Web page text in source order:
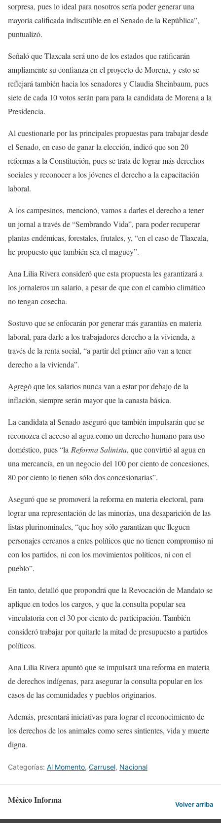
sorpresa, pues lo ideal para nosotros sería poder generar una
mayoría calificada indiscutible en el Senado de la República”,
puntualizó.
Señaló que Tlaxcala será uno de los estados que ratificarán
ampliamente su confianza en el proyecto de Morena, y esto se
reflejará también hacia los senadores y Claudia Sheinbaum, pues
siete de cada 10 votos serán para para la candidata de Morena a la
Presidencia.
Al cuestionarle por las principales propuestas para trabajar desde
el Senado, en caso de ganar la elección, indicó que son 20
reformas a la Constitución, pues se trata de lograr más derechos
sociales y reconocer a los jóvenes el derecho a la capacitación
laboral.
A los campesinos, mencionó, vamos a darles el derecho a tener
un jornal a través de “Sembrando Vida”, para poder recuperar
plantas endémicas, forestales, frutales, y, “en el caso de Tlaxcala,
he propuesto que también sea el maguey”.
Ana Lilia Rivera consideró que esta propuesta les garantizará a
los jornaleros un salario, a pesar de que con el cambio climático
no tengan cosecha.
Sostuvo que se enfocarán por generar más garantías en materia
laboral, para darle a los trabajadores derecho a la vivienda, a
través de la renta social, “a partir del primer año van a tener
derecho a la vivienda”.
Agregó que los salarios nunca van a estar por debajo de la
inflación, siempre serán mayor que la canasta básica.
La candidata al Senado aseguró que también impulsarán que se
reconozca el acceso al agua como un derecho humano para uso
doméstico, pues “la Reforma Salinista, que convirtió al agua en
una mercancía, en un negocio del 100 por ciento de concesiones,
80 por ciento lo tienen sólo dos concesionarias”.
Aseguró que se promoverá la reforma en materia electoral, para
lograr una representación de las minorías, una desaparición de las
listas plurinominales, “que hoy sólo garantizan que lleguen
personajes cercanos a entes políticos que no tienen compromiso ni
con los partidos, ni con los movimientos políticos, ni con el
pueblo”.
En tanto, detalló que propondrá que la Revocación de Mandato se
aplique en todos los cargos, y que la consulta popular sea
vinculatoria con el 30 por ciento de participación. También
consideró trabajar por quitarle la mitad de presupuesto a partidos
políticos.
Ana Lilia Rivera apuntó que se impulsará una reforma en materia
de derechos indígenas, para asegurar la consulta popular en los
casos de las comunidades y pueblos originarios.
Además, presentará iniciativas para lograr el reconocimiento de
los derechos de los animales como seres sintientes, vida y muerte
digna.
Categorías: Al Momento, Carrusel, Nacional
México Informa Volver arriba